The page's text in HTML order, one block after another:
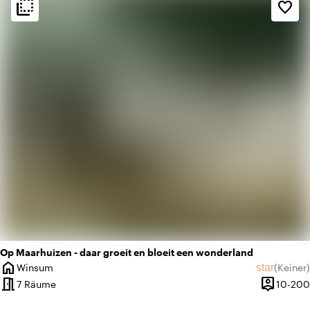
Op Maarhuizen - daar groeit en bloeit een wonderland
home
Ort
Winsum star(Keiner)
Keine
meeting_room7 Räume person_pin
Kapazität
10-200
flip_to_back favorite_border
flip_to_back
info
Ländlich